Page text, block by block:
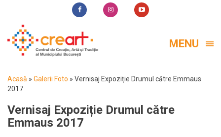
MENU
Acasă » Galerii Foto » Vernisaj Expoziție Drumul către Emmaus
2017
Vernisaj Expoziție Drumul către
Emmaus 2017